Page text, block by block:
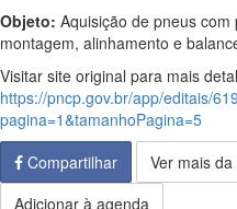
Objeto: Aquisição de pneus
montagem, alinhamento e
Visitar site original para mais
https://pncp.gov.br/app/editais/
pagina=1&tamanhoPagina=5
Compartilhar
Ver mais
Adicionar à agenda